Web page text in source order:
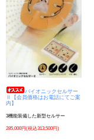
バイオニックセルサー
Ⅱ【会員価格はお電話にてご案
内】
3機能装備した新型セルサー
285,000円(税込313,500円)